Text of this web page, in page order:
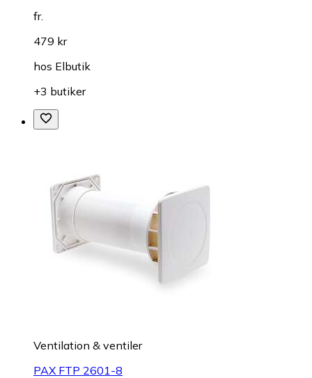
fr.
479 kr
hos Elbutik
+3 butiker
Ventilation & ventiler
PAX FTP 2601-8